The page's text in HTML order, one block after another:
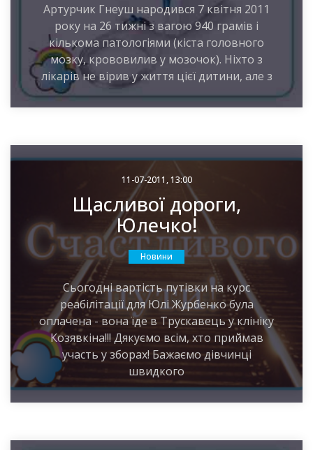
Артурчик Гнеуш народився 7 квітня 2011
року на 26 тижні з вагою 940 грамів і
кількома патологіями (кіста головного
мозку, крововилив у мозочок). Ніхто з
лікарів не вірив у життя цієї дитини, але з
11-07-2011, 13:00
Щасливої дороги,
Юлечко!
Новини
Сьогодні вартість путівки на курс
реабілітації для Юлі Журбенко була
оплачена - вона їде в Трускавець у клініку
Козявкіна!!! Дякуємо всім, хто приймав
участь у зборах! Бажаємо дівчинці
швидкого